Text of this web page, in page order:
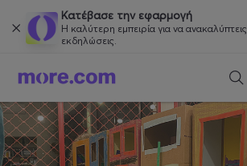
Κατέβασε την εφαρμογή
Η καλύτερη εμπειρία για να ανακαλύπτεις
εκδηλώσεις.